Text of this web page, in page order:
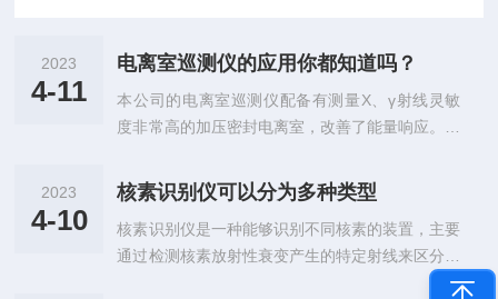
2023
4-11
电离室巡测仪的应用你都知道吗？
本公司的电离室巡测仪配备有测量X、γ射线灵敏
度非常高的加压密封电离室，改善了能量响应。同
套，减少长时间单手使用时造成的疲劳。测量仪外
壳低密度高强度材料制作而成，使用轻便并且耐
用。仪器应用：主要应用于高剂量X、γ射线使用
单位、核电厂，核医学、放射学和放疗设备、生物
实验室、X射线厂商、加速器物理、政府机构、国
2023
4-10
核素识别仪可以分为多种类型
核素识别仪是一种能够识别不同核素的装置，主要
通过检测核素放射性衰变产生的特定射线来区分不
同核素。这种仪器常用于辐射监测、核能利用、工